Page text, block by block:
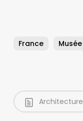
France Musée
Architecture